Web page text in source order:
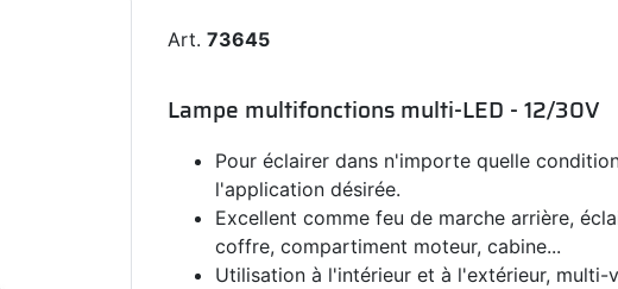
Art. 73645
Lampe multifonctions multi-LED - 12/30V
Pour éclairer dans n'importe quelle
l'application désirée.
Excellent comme feu de marche arrière,
coffre, compartiment moteur, cabine...
Utilisation à l'intérieur et à l'extérieur, multi-